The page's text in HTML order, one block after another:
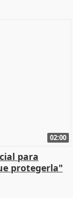
02:00
para
protegerla"